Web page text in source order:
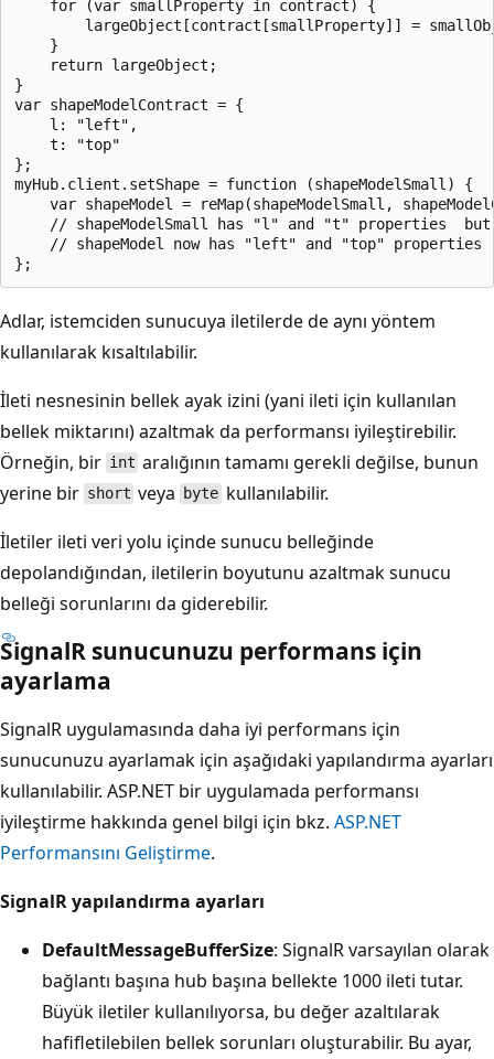
    for (var smallProperty in contract) {
largeObject[contract[smallProperty]] =
    }
    return largeObject;
}
var shapeModelContract = {
    l: "left",
    t: "top"
};
myHub.client.setShape = function (shapeModelSmall) {
var shapeModel = reMap(shapeModelSmall,
// shapeModelSmall has "l" and "t" properties
    // shapeModel now has "left" and "top" properties
Adlar, istemciden sunucuya iletilerde de aynı yöntem
kullanılarak kısaltılabilir.
İleti nesnesinin bellek ayak izini (yani ileti için kullanılan
bellek miktarını) azaltmak da performansı iyileştirebilir.
Örneğin, bir int aralığının tamamı gerekli değilse, bunun
yerine bir short veya bytekullanılabilir.
İletiler ileti veri yolu içinde sunucu belleğinde
depolandığından, iletilerin boyutunu azaltmak sunucu
belleği sorunlarını da giderebilir.
SignalR sunucunuzu performans için
ayarlama
SignalR uygulamasında daha iyi performans için
sunucunuzu ayarlamak için aşağıdaki yapılandırma ayarları
kullanılabilir. ASP.NET bir uygulamada performansı
iyileştirme hakkında genel bilgi için bkz. ASP.NET
Performansını Geliştirme.
SignalR yapılandırma ayarları
DefaultMessageBufferSize: SignalR varsayılan olarak
bağlantı başına hub başına bellekte 1000 ileti tutar.
Büyük iletiler kullanılıyorsa, bu değer azaltılarak
hafifletilebilen bellek sorunları oluşturabilir. Bu ayar,